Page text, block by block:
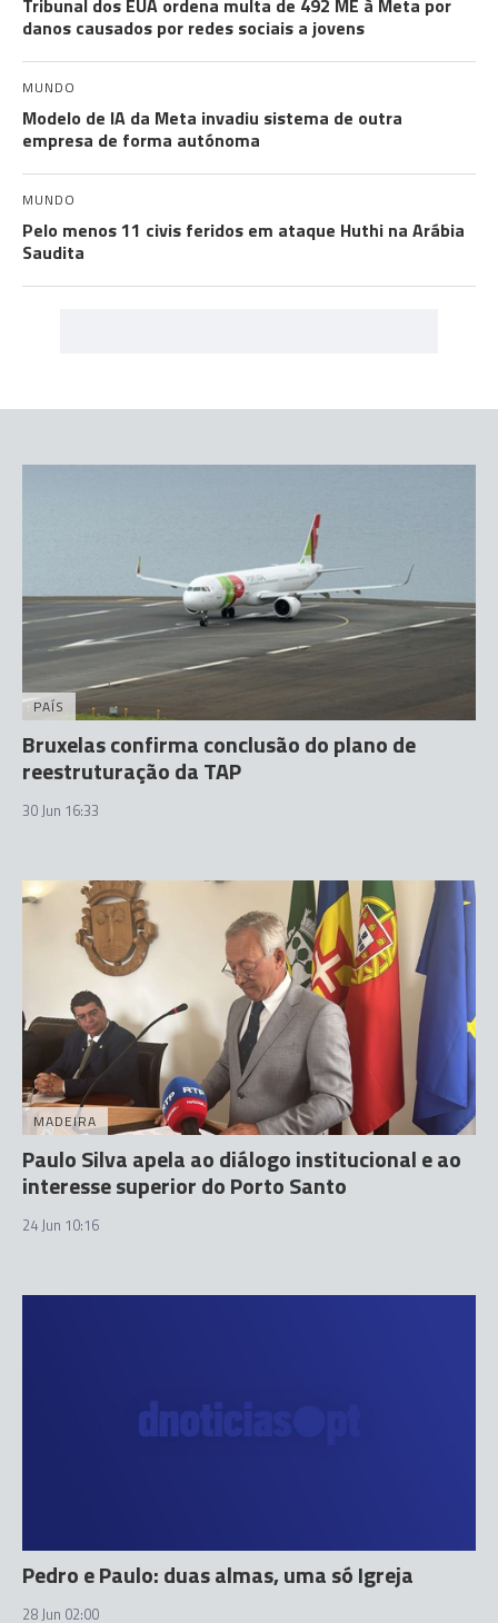
Tribunal dos EUA ordena multa de 492 ME à Meta por
danos causados por redes sociais a jovens
MUNDO
Modelo de IA da Meta invadiu sistema de outra
empresa de forma autónoma
MUNDO
Pelo menos 11 civis feridos em ataque Huthi na Arábia
Saudita
PAÍS
Bruxelas confirma conclusão do plano de
reestruturação da TAP
30 Jun 16:33
MADEIRA
Paulo Silva apela ao diálogo institucional e ao
interesse superior do Porto Santo
24 Jun 10:16
Pedro e Paulo: duas almas, uma só Igreja
28 Jun 02:00